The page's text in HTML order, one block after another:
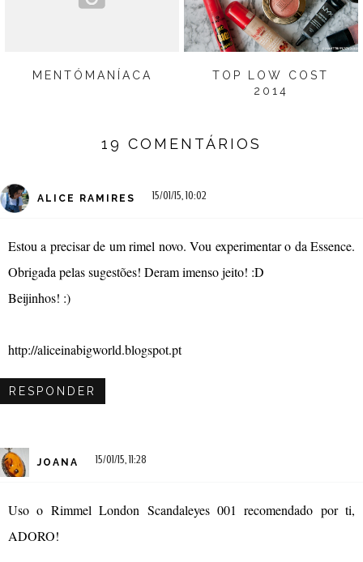
MENTÓMANÍACA
TOP LOW COST
2014
19 COMENTÁRIOS
ALICE RAMIRES 15/01/15, 10:02
Estou a precisar de um rimel novo. Vou experimentar o da Essence.
Obrigada pelas sugestões! Deram imenso jeito! :D
Beijinhos! :)
http://aliceinabigworld.blogspot.pt
RESPONDER
JOANA 15/01/15, 11:28
Uso o Rimmel London Scandaleyes 001 recomendado por ti,
ADORO!